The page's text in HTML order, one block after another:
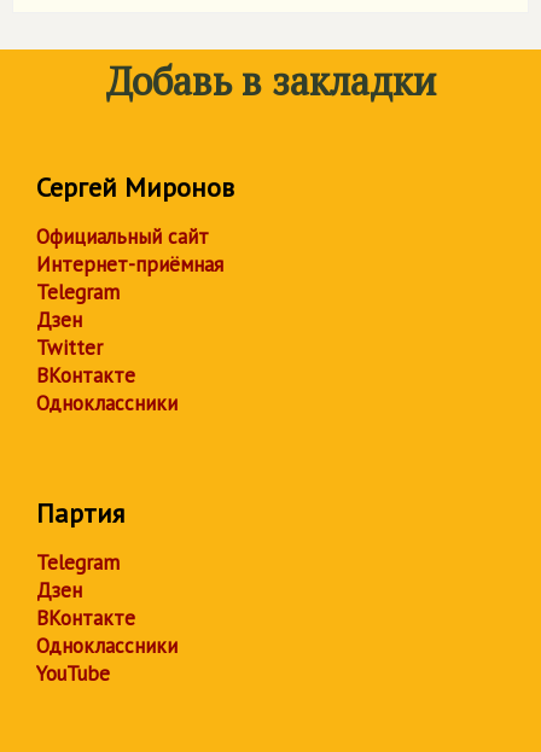
Добавь в закладки
Сергей Миронов
Официальный сайт
Интернет-приёмная
Telegram
Дзен
Twitter
ВКонтакте
Одноклассники
Партия
Telegram
Дзен
ВКонтакте
Одноклассники
YouTube